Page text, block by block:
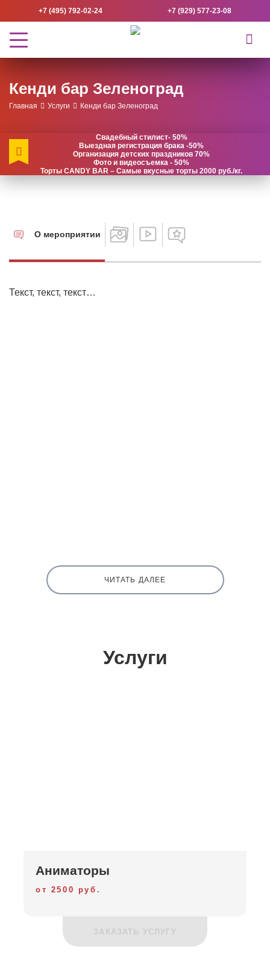
+7 (495) 792-02-24 +7 (929) 577-23-08
Кенди бар Зеленоград
Главная Услуги Кенди бар Зеленоград
Свадебный стилист- 50%
Выездная регистрация брака -50%
Организация детских праздников 70%
Фото и видеосъемка - 50%
Торты CANDY BAR – Самые вкусные торты 2000 руб./кг.
О мероприятии
Текст, текст, текст…
ЧИТАТЬ ДАЛЕЕ
Услуги
Аниматоры
от 2500 руб.
ЗАКАЗАТЬ УСЛУГУ